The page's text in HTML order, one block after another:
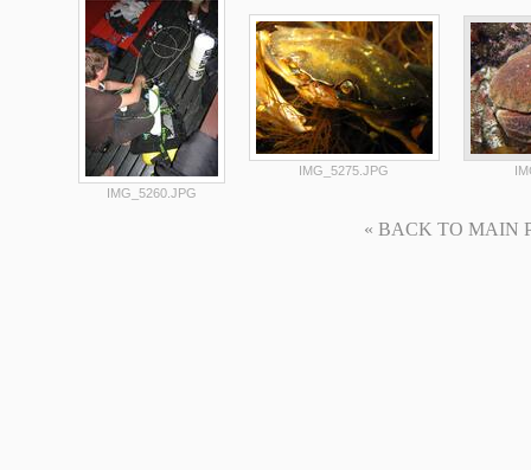
IMG_5260.JPG
IMG_5275.JPG
« BACK TO MAIN